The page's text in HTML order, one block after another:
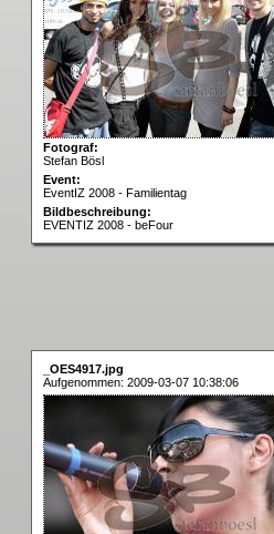
Fotograf:
Stefan Bösl
Event:
EventIZ 2008 - Familientag
Bildbeschreibung:
EVENTIZ 2008 - beFour
_OES4917.jpg
Aufgenommen: 2009-03-07 10:38:06